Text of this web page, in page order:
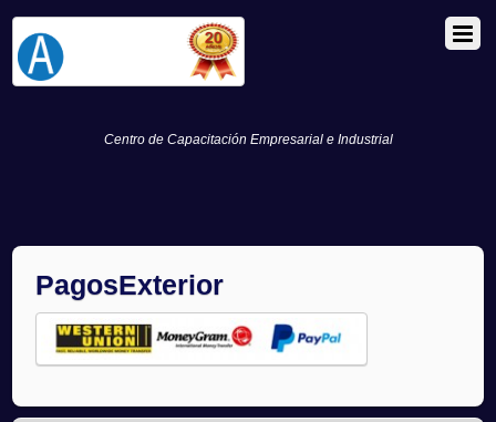
Centro de Capacitación Empresarial e Industrial
PagosExterior